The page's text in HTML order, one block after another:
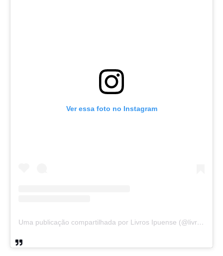
Ver essa foto no Instagram
Uma publicação compartilhada por Livros Ipuense (@livraria.papelaria_ipuense)